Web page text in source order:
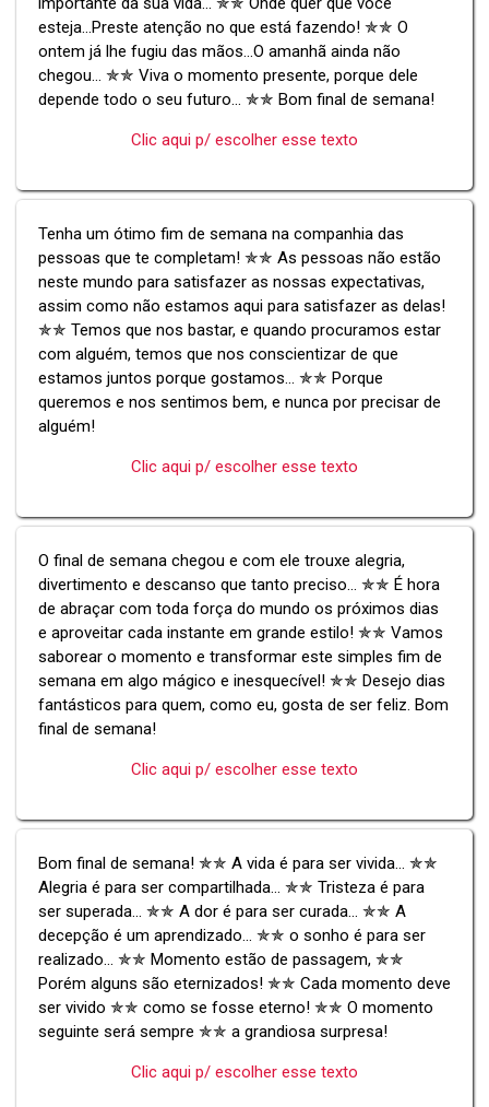
esteja...Preste atenção no que está fazendo! ✯✯ O
ontem já lhe fugiu das mãos...O amanhã ainda não
chegou... ✯✯ Viva o momento presente, porque dele
depende todo o seu futuro... ✯✯ Bom final de semana!
Clic aqui p/ escolher esse texto
Tenha um ótimo fim de semana na companhia das
pessoas que te completam! ✯✯ As pessoas não estão
neste mundo para satisfazer as nossas expectativas,
assim como não estamos aqui para satisfazer as delas!
✯✯ Temos que nos bastar, e quando procuramos estar
com alguém, temos que nos conscientizar de que
estamos juntos porque gostamos... ✯✯ Porque
queremos e nos sentimos bem, e nunca por precisar de
alguém!
Clic aqui p/ escolher esse texto
O final de semana chegou e com ele trouxe alegria,
divertimento e descanso que tanto preciso... ✯✯ É hora
de abraçar com toda força do mundo os próximos dias
e aproveitar cada instante em grande estilo! ✯✯ Vamos
saborear o momento e transformar este simples fim de
semana em algo mágico e inesquecível! ✯✯ Desejo dias
fantásticos para quem, como eu, gosta de ser feliz. Bom
final de semana!
Clic aqui p/ escolher esse texto
Bom final de semana! ✯✯ A vida é para ser vivida... ✯✯
Alegria é para ser compartilhada... ✯✯ Tristeza é para
ser superada... ✯✯ A dor é para ser curada... ✯✯ A
decepção é um aprendizado... ✯✯ o sonho é para ser
realizado... ✯✯ Momento estão de passagem, ✯✯
Porém alguns são eternizados! ✯✯ Cada momento deve
ser vivido ✯✯ como se fosse eterno! ✯✯ O momento
seguinte será sempre ✯✯ a grandiosa surpresa!
Clic aqui p/ escolher esse texto